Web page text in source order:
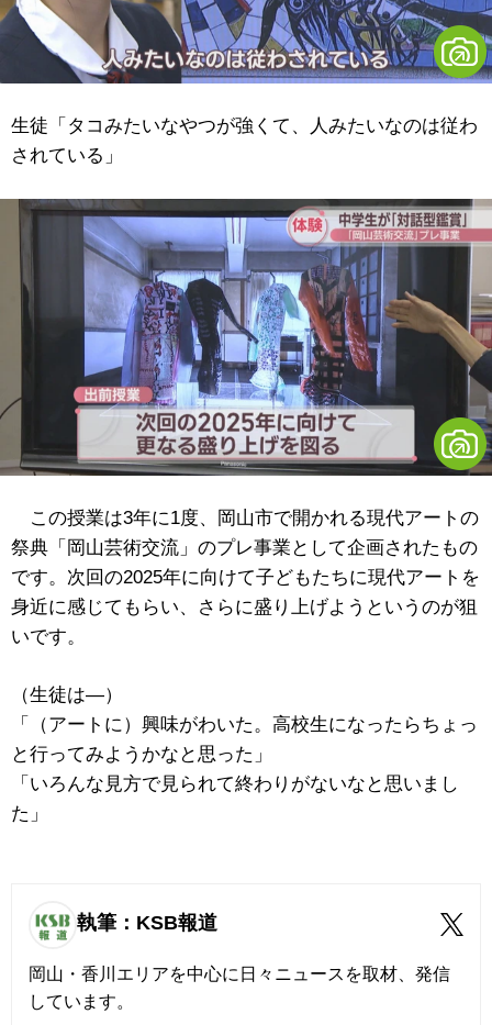
生徒「タコみたいなやつが強くて、人みたいなのは従わ
されている」
この授業は3年に1度、岡山市で開かれる現代アートの
祭典「岡山芸術交流」のプレ事業として企画されたもの
です。次回の2025年に向けて子どもたちに現代アートを
身近に感じてもらい、さらに盛り上げようというのが狙
いです。
（生徒は―）
「（アートに）興味がわいた。高校生になったらちょっ
と行ってみようかなと思った」
「いろんな見方で見られて終わりがないなと思いまし
た」
執筆：KSB報道
岡山・香川エリアを中心に日々ニュースを取材、発信
しています。